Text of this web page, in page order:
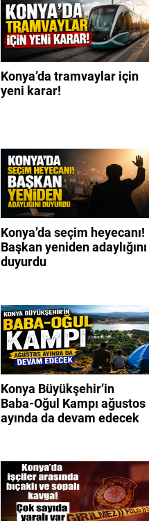
Konya’da tramvaylar için
yeni karar!
Konya’da seçim heyecanı!
Başkan yeniden adaylığını
duyurdu
Konya Büyükşehir’in
Baba-Oğul Kampı ağustos
ayında da devam edecek